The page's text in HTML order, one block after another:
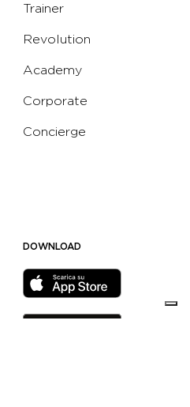
Trainer
Revolution
Academy
Corporate
Concierge
DOWNLOAD